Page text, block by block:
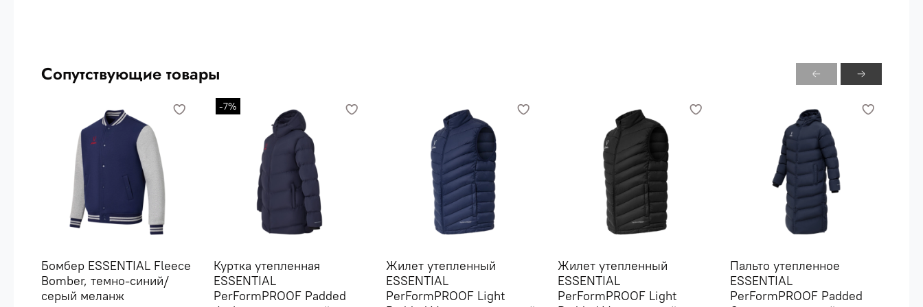
Сопутствующие товары
Бомбер ESSENTIAL Fleece
Bomber, темно-синий/
серый меланж
-7%
Куртка утепленная
ESSENTIAL
PerFormPROOF Padded
Жилет утепленный
ESSENTIAL
PerFormPROOF Light
Жилет утепленный
ESSENTIAL
PerFormPROOF Light
Пальто утепленное
ESSENTIAL
PerFormPROOF Padded